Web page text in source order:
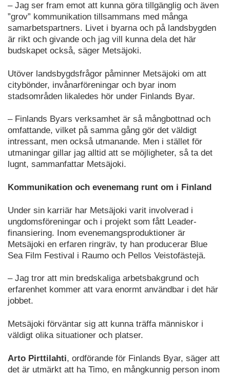
– Jag ser fram emot att kunna göra tillgänglig och även
”grov” kommunikation tillsammans med många
samarbetspartners. Livet i byarna och på landsbygden
är rikt och givande och jag vill kunna dela det här
budskapet också, säger Metsäjoki.
Utöver landsbygdsfrågor påminner Metsäjoki om att
citybönder, invånarföreningar och byar inom
stadsområden likaledes hör under Finlands Byar.
– Finlands Byars verksamhet är så mångbottnad och
omfattande, vilket på samma gång gör det väldigt
intressant, men också utmanande. Men i stället för
utmaningar gillar jag alltid att se möjligheter, så ta det
lugnt, sammanfattar Metsäjoki.
Kommunikation och evenemang runt om i Finland
Under sin karriär har Metsäjoki varit involverad i
ungdomsföreningar och i projekt som fått Leader-
finansiering. Inom evenemangsproduktioner är
Metsäjoki en erfaren ringräv, ty han producerar Blue
Sea Film Festival i Raumo och Pellos Veistofästejä.
– Jag tror att min bredskaliga arbetsbakgrund och
erfarenhet kommer att vara enormt användbar i det här
jobbet.
Metsäjoki förväntar sig att kunna träffa människor i
väldigt olika situationer och platser.
Arto Pirttilahti, ordförande för Finlands Byar, säger att
det är utmärkt att ha Timo, en mångkunnig person inom